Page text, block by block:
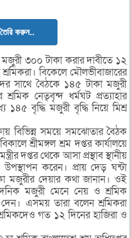
করুন..
মজুরী ৩০০ টাকা করার দাবীতে ১২
বিকেলে মৌলভীবাজারের
সাথে বৈঠকে ১৪৫ টাকা মজুরী
শ্রমিক নেতৃবৃন্দ ধর্মঘট প্রত্যাহার
১৪৫ বৃদ্ধি মজুরী বৃদ্ধি নিয়ে মিশ্র
বিভিন্ন সময়ে সমঝোতার বৈঠক
শ্রীমঙ্গল শ্রম দপ্তর কার্যালয়ে
দপ্তর থেকে আসা প্রস্থাব স্থানীয়
করেন। প্রায় দেড় ঘন্টা
মজুরীর দেয়ার কথা জানান। ওই
মজুরী মেনে নেয় ও শ্রমিক
দেন। এসময় তারা বলেন শ্রমিকরা
গত ১২ দিনের হাজিরা ও